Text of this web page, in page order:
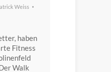
Weiss
haben
Fitness
Walk